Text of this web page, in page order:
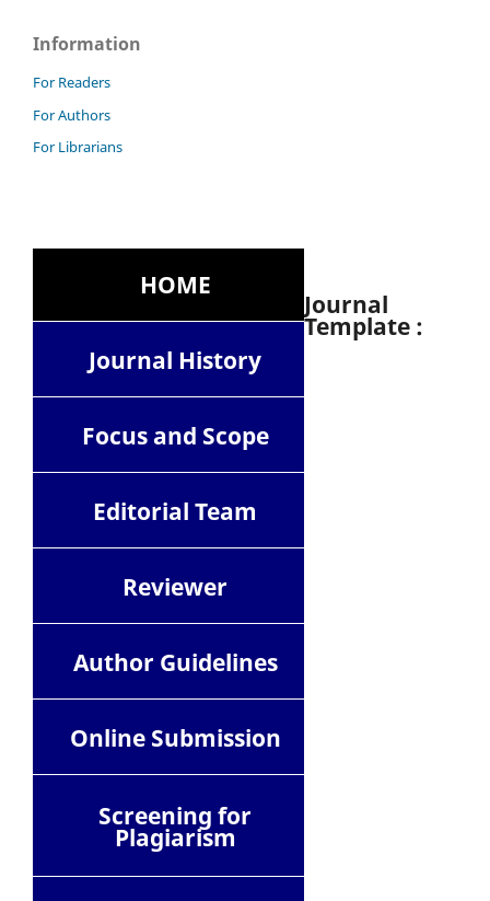
Information
For Readers
For Authors
For Librarians
HOME
Journal History
Focus and Scope
Editorial Team
Reviewer
Author Guidelines
Online Submission
Screening for
Plagiarism
Journal
Template :